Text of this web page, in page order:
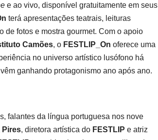
e ao vivo, disponível gratuitamente em seus
terá apresentações teatrais, leituras
de fotos e mostra gourmet. Com o apoio
Camões, o FESTLIP_On oferece uma
no universo artístico lusófono há
ganhando protagonismo ano após ano.
falantes da língua portuguesa nos nove
Pires, diretora artística do FESTLIP e atriz